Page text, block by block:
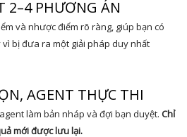
2–4 PHƯƠNG ÁN
và nhược điểm rõ ràng, giúp bạn có
bị đưa ra một giải pháp duy nhất
AGENT THỰC THI
làm bản nháp và đợi bạn duyệt. Chỉ
mới được lưu lại.